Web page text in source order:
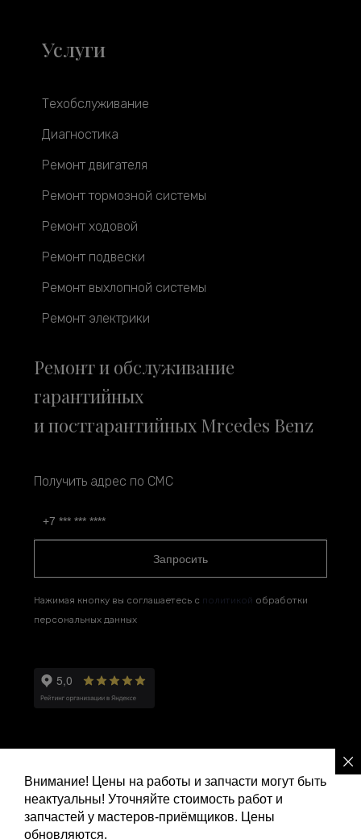
Услуги
Техобслуживание
Диагностика
Ремонт двигателя
Ремонт тормозной системы
Ремонт ходовой
Ремонт подвески
Ремонт выхлопной системы
Ремонт электрики
Ремонт и обслуживание
гарантийных
и постгарантийных Mrcedes Benz
Получить адрес по СМС
Запросить
Нажимая кнопку вы соглашаетесь с политикой обработки
персональных данных
Политика конфиденциальности
Внимание! Цены на работы и запчасти могут быть
неактуальны! Уточняйте стоимость работ и
запчастей у мастеров-приёмщиков. Цены
обновляются.